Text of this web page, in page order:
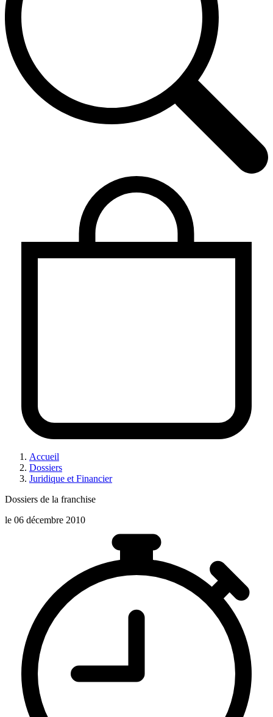
Accueil
Dossiers
Juridique et Financier
Dossiers de la franchise
le 06 décembre 2010